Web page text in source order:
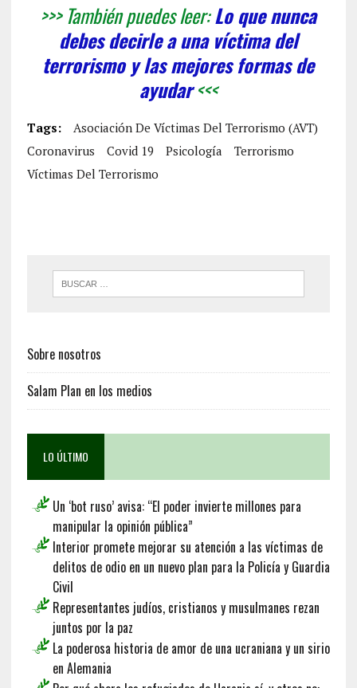
>>> También puedes leer:Lo que nunca
debes decirle a una víctima del
terrorismo y las mejores formas de
ayudar<<<
Tags:
Asociación De Víctimas Del Terrorismo (AVT)
Coronavirus
Covid 19 Psicología
Terrorismo
Víctimas Del Terrorismo
Sobre nosotros
Salam Plan en los medios
LO ÚLTIMO
Un ‘bot ruso’ avisa: “El poder invierte millones para
manipular la opinión pública”
Interior promete mejorar su atención a las víctimas de
delitos de odio en un nuevo plan para la Policía y Guardia
Civil
Representantes judíos, cristianos y musulmanes rezan
juntos por la paz
La poderosa historia de amor de una ucraniana y un sirio
en Alemania